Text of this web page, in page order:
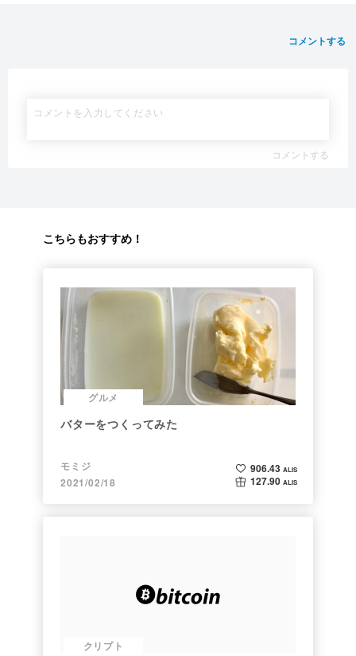
コメントする
コメントする
こちらもおすすめ！
グルメ
バターをつくってみた
モミジ
2021/02/18
906.43 ALIS
127.90 ALIS
クリプト